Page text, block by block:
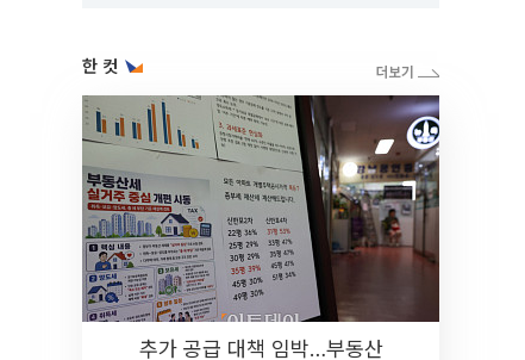
한 컷
추가 공급 대책 임박…부동산